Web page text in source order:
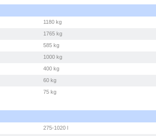
1180 kg
1765 kg
585 kg
1000 kg
400 kg
60 kg
75 kg
275-1020 l